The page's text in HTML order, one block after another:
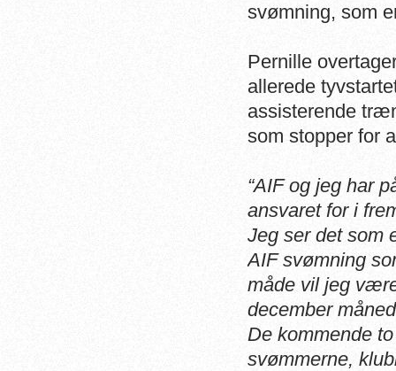
svømning, som
Pernille
allerede
assisterende
som stopper for
“AIF og jeg har
ansvaret for i
Jeg ser det som
AIF svømning
måde vil jeg
december
De kommende
svømmerne,